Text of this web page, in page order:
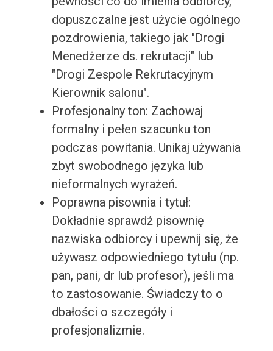
dopuszczalne jest użycie ogólnego
pozdrowienia, takiego jak "Drogi
Menedżerze ds. rekrutacji" lub
"Drogi Zespole Rekrutacyjnym
Kierownik salonu".
Profesjonalny ton: Zachowaj
formalny i pełen szacunku ton
podczas powitania. Unikaj używania
zbyt swobodnego języka lub
nieformalnych wyrażeń.
Poprawna pisownia i tytuł:
Dokładnie sprawdź pisownię
nazwiska odbiorcy i upewnij się, że
używasz odpowiedniego tytułu (np.
pan, pani, dr lub profesor), jeśli ma
to zastosowanie. Świadczy to o
dbałości o szczegóły i
profesjonalizmie.